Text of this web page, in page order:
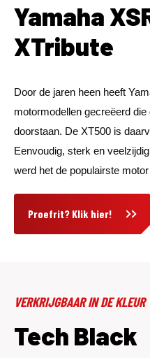
Yamaha
XTribute
Door de jaren heen heeft
motormodellen gecreëerd
doorstaan. De XT500 is
Eenvoudig, sterk en
werd het de populairste
Proefrit? Klik hier!
VERKRIJGBAAR IN DE KLEUR
Tech Black